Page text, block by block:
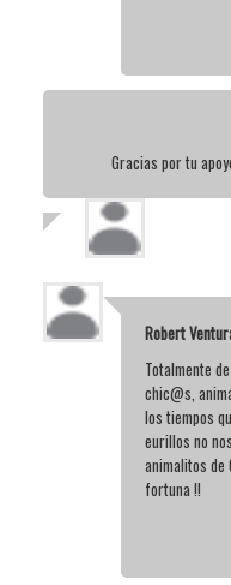
Gracias por tu
Robert
Totalmente
chic@s,
los tiempos
eurillos no
animalitos de
fortuna !!